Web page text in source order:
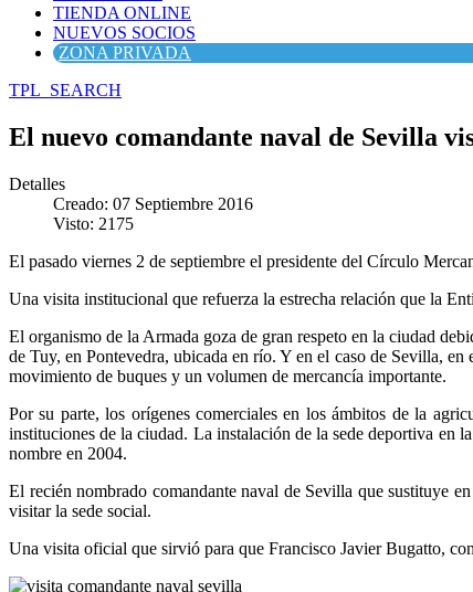
TIENDA ONLINE
NUEVOS SOCIOS
ZONA PRIVADA
TPL_SEARCH
El nuevo comandante naval de Sevilla
Detalles
Creado: 07 Septiembre 2016
Visto: 2175
El pasado viernes 2 de septiembre el presidente del Círculo
Una visita institucional que refuerza la estrecha relación que la
El organismo de la Armada goza de gran respeto en la ciudad
de Tuy, en Pontevedra, ubicada en río. Y en el caso de Sevilla,
movimiento de buques y un volumen de mercancía importante.
Por su parte, los orígenes comerciales en los ámbitos de la
instituciones de la ciudad. La instalación de la sede deportiva en
nombre en 2004.
El recién nombrado comandante naval de Sevilla que sustituye
visitar la sede social.
Una visita oficial que sirvió para que Francisco Javier Bugatto,